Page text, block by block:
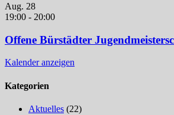
Aug. 28
19:00 - 20:00
Offene Bürstädter
Kalender anzeigen
Kategorien
Aktuelles (22)